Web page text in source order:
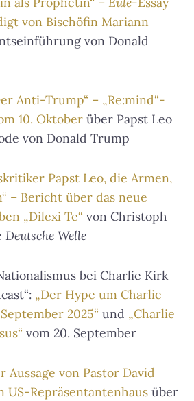
von Bischöfin Mariann
von Donald
Anti-Trump“ – „Re:mind“-
10. Oktober über Papst Leo
von Donald Trump
Papst Leo, die Armen,
– Bericht über das neue
„Dilexi Te“ von Christoph
Deutsche Welle
bei Charlie Kirk
„Der Hype um Charlie
2025“ und „Charlie
vom 20. September
Aussage von Pastor David
US-Repräsentantenhaus über